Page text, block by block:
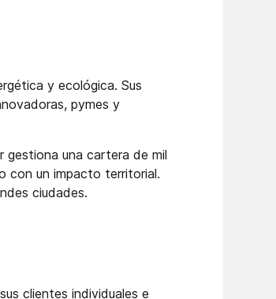
y ecológica. Sus
pymes y
gestiona una cartera de mil
con un impacto territorial.
ciudades.
clientes individuales e